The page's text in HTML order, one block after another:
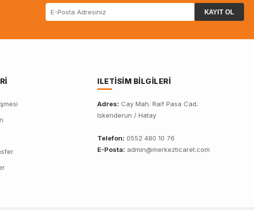
KAYIT OL
ILETISIM BILGILERI
Adres: Cay Mah. Raif Pasa Cad.
Iskenderun / Hatay
Telefon: 0552 480 10 76
E-Posta: admin@merkezticaret.com